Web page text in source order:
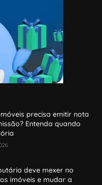
precisa emitir nota
Entenda quando
deve mexer no
imóveis e mudar a